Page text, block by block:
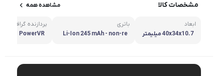
مشخصات کالا مشاهده همه
ابعاد
40x34x10.7 میلیمتر
باتری
Li-Ion 245 mAh - non-re
پردازنده گرافیکی
PowerVR